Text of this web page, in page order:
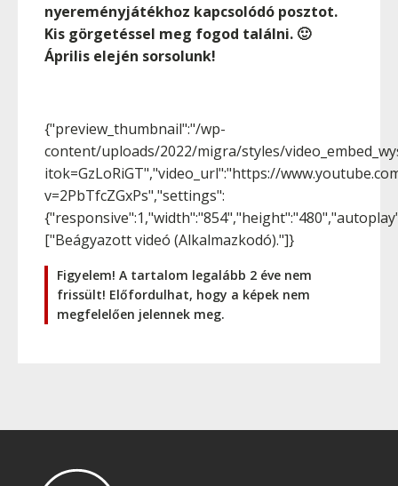
nyereményjátékhoz kapcsolódó posztot.
Kis görgetéssel meg fogod találni. 🙂
Április elején sorsolunk!
{"preview_thumbnail":"/wp-
content/uploads/2022/migra/styles/
itok=GzLoRiGT","video_url":"https://
v=2PbTfcZGxPs","settings":
["Beágyazott videó (Alkalmazkodó)."]}
Figyelem! A tartalom legalább 2 éve nem
frissült! Előfordulhat, hogy a képek nem
megfelelően jelennek meg.